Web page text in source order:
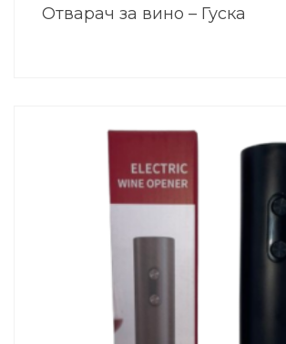
Отварач за вино – Гуска